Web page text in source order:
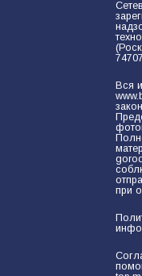
В
в
Вся
при